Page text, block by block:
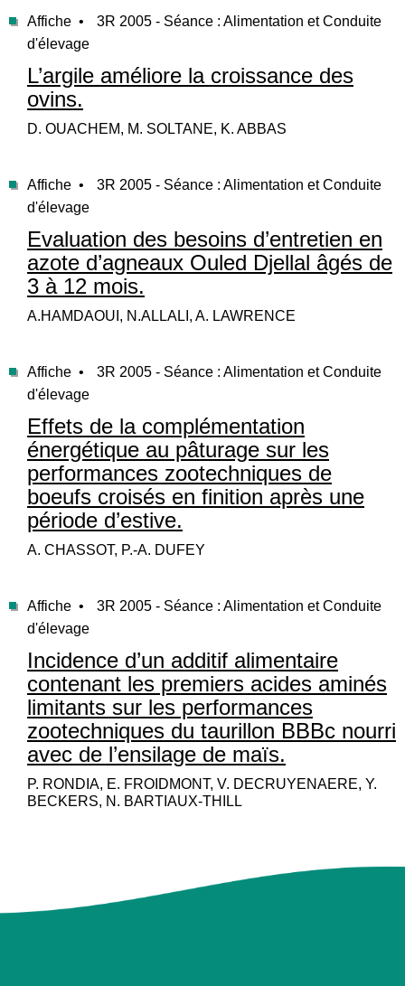
Affiche •
3R 2005 - Séance : Alimentation et Conduite
d'élevage
L’argile améliore la croissance des
ovins.
D. OUACHEM, M. SOLTANE, K. ABBAS
Affiche •
3R 2005 - Séance : Alimentation et Conduite
d'élevage
Evaluation des besoins d’entretien en
azote d’agneaux Ouled Djellal âgés de
3 à 12 mois.
A.HAMDAOUI, N.ALLALI, A. LAWRENCE
Affiche •
3R 2005 - Séance : Alimentation et Conduite
d'élevage
Effets de la complémentation
énergétique au pâturage sur les
performances zootechniques de
boeufs croisés en finition après une
période d’estive.
A. CHASSOT, P.-A. DUFEY
Affiche •
3R 2005 - Séance : Alimentation et Conduite
d'élevage
Incidence d’un additif alimentaire
contenant les premiers acides aminés
limitants sur les performances
zootechniques du taurillon BBBc nourri
avec de l’ensilage de maïs.
P. RONDIA, E. FROIDMONT, V. DECRUYENAERE, Y.
BECKERS, N. BARTIAUX-THILL